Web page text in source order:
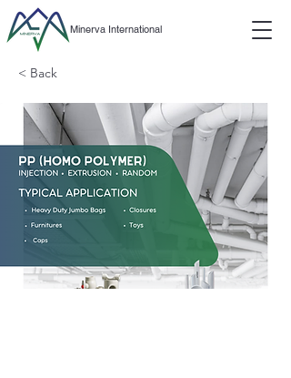
Minerva International
< Back